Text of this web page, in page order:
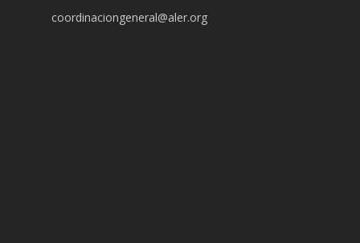
coordinaciongeneral@aler.org